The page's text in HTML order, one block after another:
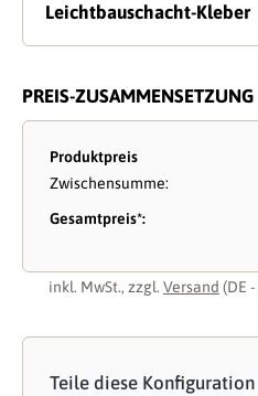
Leichtbauschacht-Kleber
PREIS-ZUSAMMENSETZUNG
Produktpreis
Zwischensumme:
Gesamtpreis*:
inkl. MwSt., zzgl. Versand (DE
Teile diese Konfiguration